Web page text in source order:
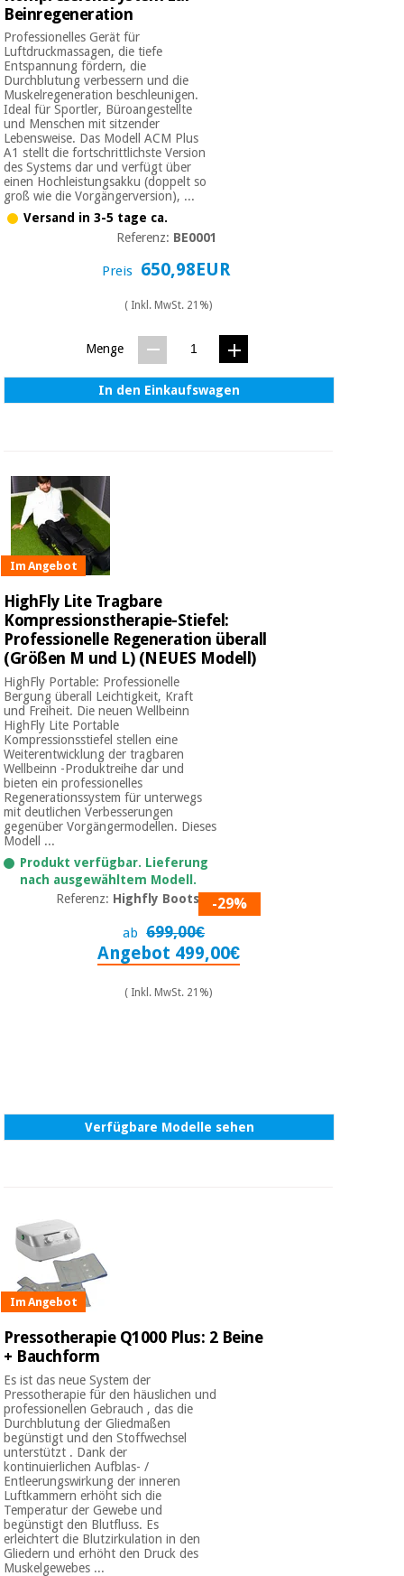
Beinregeneration
Professionelles Gerät für
Luftdruckmassagen, die tiefe
Entspannung fördern, die
Durchblutung verbessern und die
Muskelregeneration beschleunigen.
Ideal für Sportler, Büroangestellte
und Menschen mit sitzender
Lebensweise. Das Modell ACM Plus
A1 stellt die fortschrittlichste Version
des Systems dar und verfügt über
einen Hochleistungsakku (doppelt so
groß wie die Vorgängerversion), ...
Versand in 3-5 tage ca.
Referenz: BE0001
Preis 650,98EUR
( Inkl. MwSt. 21%)
Menge
In den Einkaufswagen
Im Angebot
HighFly Lite Tragbare
Kompressionstherapie-Stiefel:
Professionelle Regeneration überall
(Größen M und L) (NEUES Modell)
HighFly Portable: Professionelle
Bergung überall Leichtigkeit, Kraft
und Freiheit. Die neuen Wellbeinn
HighFly Lite Portable
Kompressionsstiefel stellen eine
Weiterentwicklung der tragbaren
Wellbeinn -Produktreihe dar und
bieten ein professionelles
Regenerationssystem für unterwegs
mit deutlichen Verbesserungen
gegenüber Vorgängermodellen. Dieses
Modell ...
Produkt verfügbar. Lieferung
nach ausgewähltem Modell.
Referenz: Highfly Boots 01-29%
ab 699,00€
Angebot 499,00€
( Inkl. MwSt. 21%)
Verfügbare Modelle sehen
Im Angebot
Pressotherapie Q1000 Plus: 2 Beine
+ Bauchform
Es ist das neue System der
Pressotherapie für den häuslichen und
professionellen Gebrauch , das die
Durchblutung der Gliedmaßen
begünstigt und den Stoffwechsel
unterstützt . Dank der
kontinuierlichen Aufblas- /
Entleerungswirkung der inneren
Luftkammern erhöht sich die
Temperatur der Gewebe und
begünstigt den Blutfluss. Es
erleichtert die Blutzirkulation in den
Gliedern und erhöht den Druck des
Muskelgewebes ...